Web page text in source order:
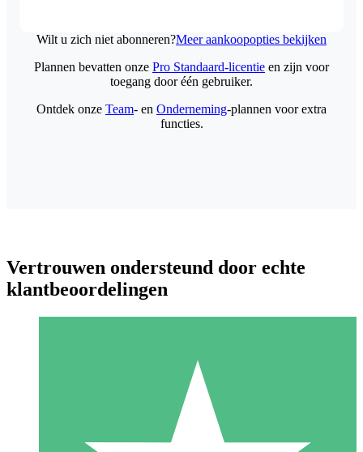
Wilt u zich niet abonneren?Meer aankoopopties bekijken
Individuele Creditpakketten
Betaal per gebruik met downloadtegoeden. Geen maandelijkse
Plannen bevatten onze Pro Standaard-licentie en zijn voor
toegang door één gebruiker.
Ontdek onze Team- en Onderneming-plannen voor extra
functies.
Vertrouwen ondersteund door echte
klantbeoordelingen